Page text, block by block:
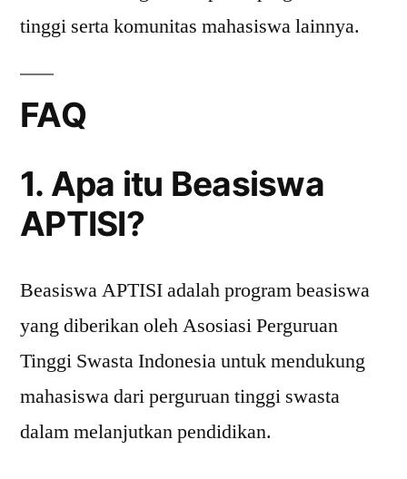
tinggi serta komunitas mahasiswa lainnya.
FAQ
1. Apa itu Beasiswa
APTISI?
Beasiswa APTISI adalah program beasiswa
yang diberikan oleh Asosiasi Perguruan
Tinggi Swasta Indonesia untuk mendukung
mahasiswa dari perguruan tinggi swasta
dalam melanjutkan pendidikan.